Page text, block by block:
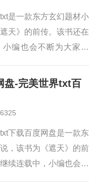
是一款东方玄幻题材小
天》的前传。该书还在
小编也会不断为大家更
章节出来，小编会第一
盘-完美世界txt百
6325
下载百度网盘是一款东
，该书为《遮天》的前
续连载中，小编也会不